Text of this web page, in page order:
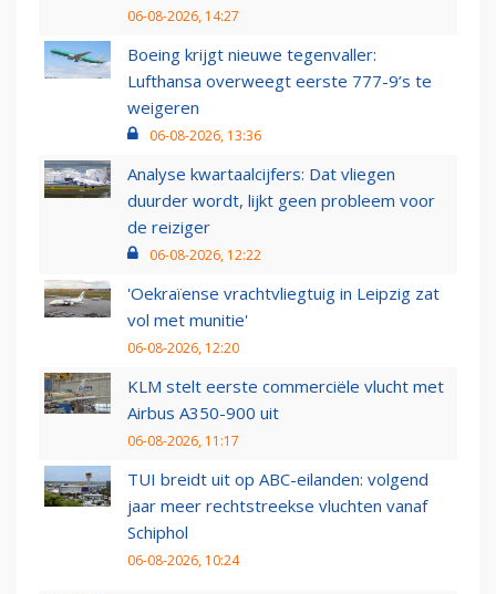
06-08-2026, 14:27
Boeing krijgt nieuwe tegenvaller:
Lufthansa overweegt eerste 777-9’s te
weigeren
06-08-2026, 13:36
Analyse kwartaalcijfers: Dat vliegen
duurder wordt, lijkt geen probleem voor
de reiziger
06-08-2026, 12:22
'Oekraïense vrachtvliegtuig in Leipzig zat
vol met munitie'
06-08-2026, 12:20
KLM stelt eerste commerciële vlucht met
Airbus A350-900 uit
06-08-2026, 11:17
TUI breidt uit op ABC-eilanden: volgend
jaar meer rechtstreekse vluchten vanaf
Schiphol
06-08-2026, 10:24